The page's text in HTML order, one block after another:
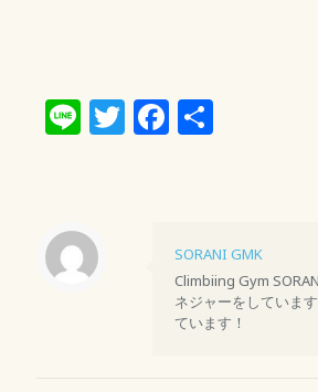
LineTwitter
Facebook
共
SORANI GMK
Climbiing Gym
ネジャーをしていま
ています！